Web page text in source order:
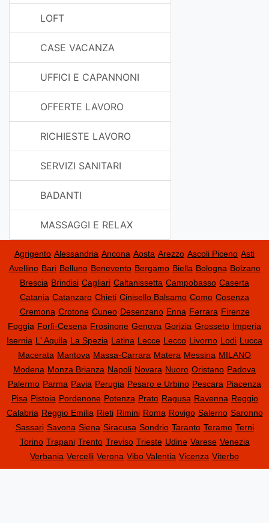
LOFT
CASE VACANZA
UFFICI E CAPANNONI
OFFERTE LAVORO
RICHIESTE LAVORO
SERVIZI SANITARI
BADANTI
MASSAGGI E RELAX
Agrigento Alessandria Ancona Aosta Arezzo Ascoli Piceno Asti
Avellino Bari Belluno Benevento Bergamo Biella Bologna Bolzano
Brescia Brindisi Cagliari Caltanissetta Campobasso Caserta
Catania Catanzaro Chieti Cinisello Balsamo Como Cosenza
Cremona Crotone Cuneo Desenzano Enna Ferrara Firenze
Foggia Forlì-Cesena Frosinone Genova Gorizia Grosseto Imperia
Isernia L' Aquila La Spezia Latina Lecce Lecco Livorno Lodi Lucca
Macerata Mantova Massa-Carrara Matera Messina MILANO
Modena Monza Brianza Napoli Novara Nuoro Oristano Padova
Palermo Parma Pavia Perugia Pesaro e Urbino Pescara Piacenza
Pisa Pistoia Pordenone Potenza Prato Ragusa Ravenna Reggio
Calabria Reggio Emilia Rieti Rimini Roma Rovigo Salerno Saronno
Sassari Savona Siena Siracusa Sondrio Taranto Teramo Terni
Torino Trapani Trento Treviso Trieste Udine Varese Venezia
Verbania Vercelli Verona Vibo Valentia Vicenza Viterbo